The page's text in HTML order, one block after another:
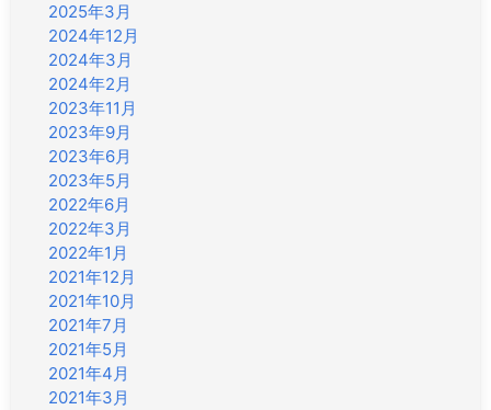
2025年3月
2024年12月
2024年3月
2024年2月
2023年11月
2023年9月
2023年6月
2023年5月
2022年6月
2022年3月
2022年1月
2021年12月
2021年10月
2021年7月
2021年5月
2021年4月
2021年3月